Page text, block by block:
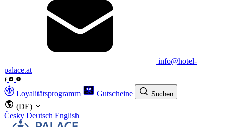
info@hotel-
palace.at
Loyalitätsprogramm Gutscheine Suchen
(DE)
Česky Deutsch English